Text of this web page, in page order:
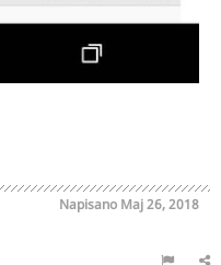
Napisano Maj 26, 2018